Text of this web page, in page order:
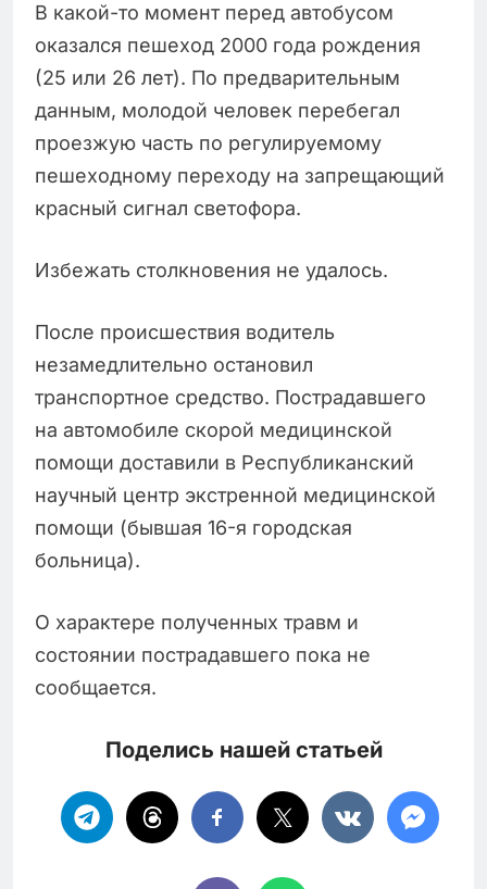
В какой-то момент перед автобусом
оказался пешеход 2000 года рождения
(25 или 26 лет). По предварительным
данным, молодой человек перебегал
проезжую часть по регулируемому
пешеходному переходу на запрещающий
красный сигнал светофора.
Избежать столкновения не удалось.
После происшествия водитель
незамедлительно остановил
транспортное средство. Пострадавшего
на автомобиле скорой медицинской
помощи доставили в Республиканский
научный центр экстренной медицинской
помощи (бывшая 16-я городская
больница).
О характере полученных травм и
состоянии пострадавшего пока не
сообщается.
Поделись нашей статьей